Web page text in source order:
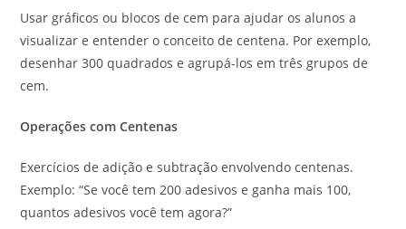
Usar gráficos ou blocos de cem para ajudar os alunos a
visualizar e entender o conceito de centena. Por exemplo,
desenhar 300 quadrados e agrupá-los em três grupos de
cem.
Operações com Centenas
Exercícios de adição e subtração envolvendo centenas.
Exemplo: “Se você tem 200 adesivos e ganha mais 100,
quantos adesivos você tem agora?”